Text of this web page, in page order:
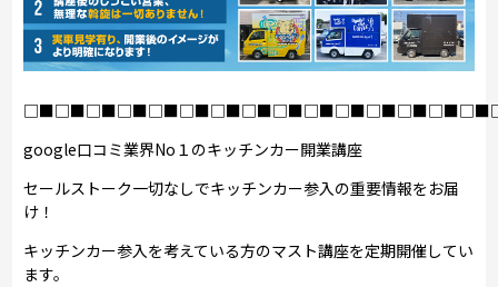
google口コミ業界No１のキッチンカー開業講座
セールストーク一切なしでキッチンカー参入の重要情報をお届
け！
キッチンカー参入を考えている方のマスト講座を定期開催してい
ます。